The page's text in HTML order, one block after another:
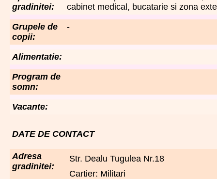
gradinitei:
cabinet medical, bucatarie si zona
Grupele de
copii:
-
Alimentatie:
Program de
somn:
Vacante:
DATE DE CONTACT
Adresa
gradinitei:
Str. Dealu Tugulea Nr.18
Cartier: Militari